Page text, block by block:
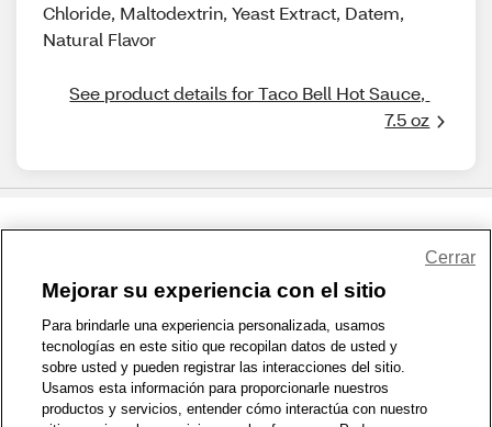
Chloride, Maltodextrin, Yeast Extract, Datem,
Natural Flavor
See product details for Taco Bell Hot Sauce,
7.5 oz
1-800-679-9691 | Contáctenos | Términos de Uso | Accesibilidad
Política de Privacidad | WA Privacy Policy | Mapa del sitio
Zona de Bienestar | © 1999 - 2026 CVS.com
Mejorar su experiencia con el sitio
Para brindarle una experiencia personalizada, usamos
tecnologías en este sitio que recopilan datos de usted y
sobre usted y pueden registrar las interacciones del sitio.
Usamos esta información para proporcionarle nuestros
productos y servicios, entender cómo interactúa con nuestro
Cerrar